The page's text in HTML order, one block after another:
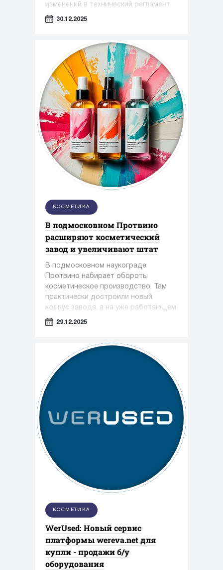
изменений в технический регламент
Таможенного союза «О безопасности
30.12.2025
КОСМЕТИКА
В подмосковном Протвино
расширяют косметический
завод и увеличивают штат
В подмосковном наукограде
Протвино набирает обороты
косметическое производство. Там
практически достроили новый
корпус завода, а на уже работающем
предприятии только за этот год
29.12.2025
КОСМЕТИКА
WerUsed: Новый сервис
платформы wereva.net для
купли - продажи б/у
оборудования